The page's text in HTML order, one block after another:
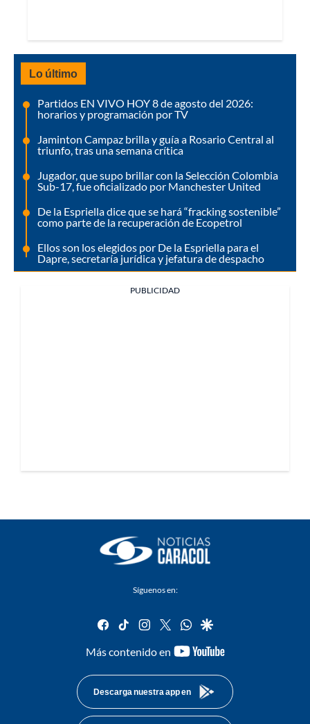
Lo último
Partidos EN VIVO HOY 8 de agosto del 2026:
horarios y programación por TV
Jaminton Campaz brilla y guía a Rosario Central al
triunfo, tras una semana crítica
Jugador, que supo brillar con la Selección Colombia
Sub-17, fue oficializado por Manchester United
De la Espriella dice que se hará “fracking sostenible”
como parte de la recuperación de Ecopetrol
Ellos son los elegidos por De la Espriella para el
Dapre, secretaría jurídica y jefatura de despacho
PUBLICIDAD
Síguenos en:
facebook
tiktok instagram
twitterwhatsapp
google
Más contenido en
youtube-
Descarga nuestra app en